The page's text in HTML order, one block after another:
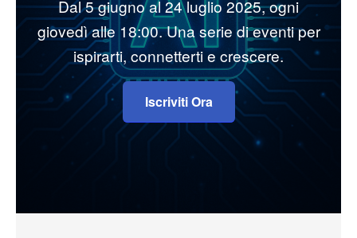
Dal 5 giugno al 24 luglio 2025, ogni
giovedì alle 18:00. Una serie di eventi per
ispirarti, connetterti e crescere.
Iscriviti Ora